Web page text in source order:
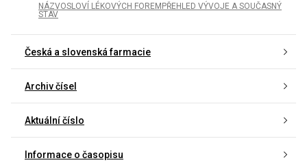
NÁZVOSLOVÍ LÉKOVÝCH FOREMPŘEHLED VÝVOJE A SOUČASNÝ
STAV
Česká a slovenská farmacie
Archiv čísel
Aktuální číslo
Informace o časopisu